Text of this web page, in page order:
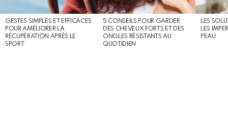
GESTES SIMPLES ET EFFICACES
POUR AMÉLIORER LA
RÉCUPÉRATION APRÈS LE
SPORT
5 CONSEILS POUR GARDER
DES CHEVEUX FORTS ET DES
ONGLES RÉSISTANTS AU
QUOTIDIEN
LES
LES
PEAU